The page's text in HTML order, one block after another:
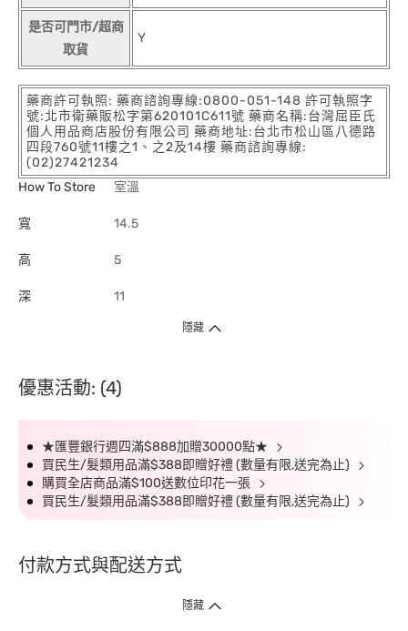
是否可門市/超商
取貨
Y
藥商許可執照: 藥商諮詢專線:0800-051-148 許可執照字
號:北市衛藥販松字第620101C611號 藥商名稱:台灣屈臣氏
個人用品商店股份有限公司 藥商地址:台北市松山區八德路
四段760號11樓之1、之2及14樓 藥商諮詢專線:
(02)27421234
How To Store
室溫
寬 14.5
高 5
深 11
隱藏
優惠活動: (4)
★匯豐銀行週四滿$888加贈30000點★
買民生/髮類用品滿$388即贈好禮 (數量有限,送完為止)
購買全店商品滿$100送數位印花一張
買民生/髮類用品滿$388即贈好禮 (數量有限,送完為止)
付款方式與配送方式
隱藏